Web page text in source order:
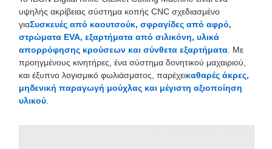
υψηλής ακρίβειας σύστημα κοπής CNC σχεδιασμένο
γιαΣυσκευές από καουτσούκ, σφραγίδες από αφρό,
στρώματα EVA, εξαρτήματα από σιλικόνη, υλικά
απορρόφησης κρούσεων και σύνθετα εξαρτήματα . Με
προηγμένους κινητήρες, ένα σύστημα δονητικού μαχαιριού,
και έξυπνο λογισμικό φωλιάσματος, παρέχεικαθαρές άκρες,
μηδενική παραγωγή μούχλας και μέγιστη αξιοποίηση
υλικού